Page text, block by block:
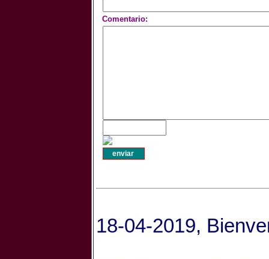
Comentario:
18-04-2019,